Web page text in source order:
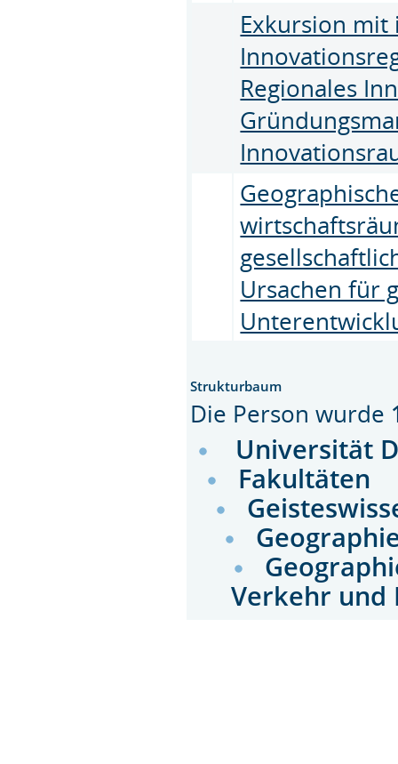
Exkursion
Regionales
Ursachen für
Strukturbaum
Die Person wurde
Universität
Fakultäten
Verkehr